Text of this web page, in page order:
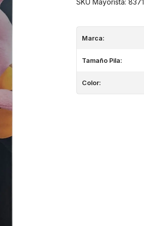
Marca:
Tamaño Pila:
Color: